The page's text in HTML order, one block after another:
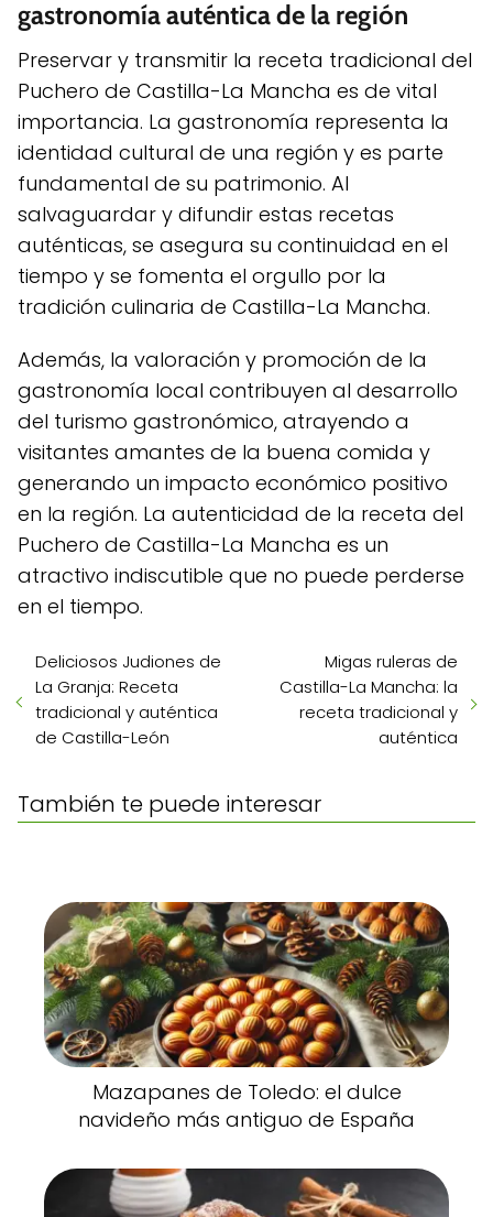
gastronomía auténtica de la región
Preservar y transmitir la receta tradicional del
Puchero de Castilla-La Mancha es de vital
importancia. La gastronomía representa la
identidad cultural de una región y es parte
fundamental de su patrimonio. Al
salvaguardar y difundir estas recetas
auténticas, se asegura su continuidad en el
tiempo y se fomenta el orgullo por la
tradición culinaria de Castilla-La Mancha.
Además, la valoración y promoción de la
gastronomía local contribuyen al desarrollo
del turismo gastronómico, atrayendo a
visitantes amantes de la buena comida y
generando un impacto económico positivo
en la región. La autenticidad de la receta del
Puchero de Castilla-La Mancha es un
atractivo indiscutible que no puede perderse
en el tiempo.
Deliciosos Judiones de
La Granja: Receta
tradicional y auténtica
de Castilla-León
Migas ruleras de
Castilla-La Mancha: la
receta tradicional y
auténtica
También te puede interesar
Mazapanes de Toledo: el dulce
navideño más antiguo de España